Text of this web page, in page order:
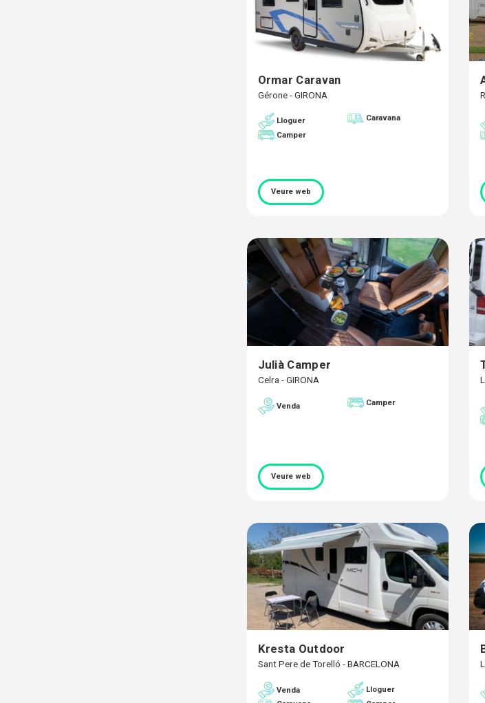
Ormar Caravan
Gérone - GIRONA
Lloguer
Caravana
Camper
Veure web
Julià Camper
Celra - GIRONA
Venda Camper
Veure web
Kresta Outdoor
Sant Pere de Torelló - BARCELONA
Venda
Lloguer